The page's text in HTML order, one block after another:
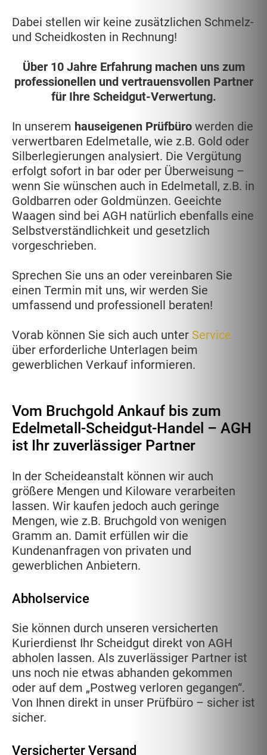
Dabei stellen wir keine zusätzlichen Schmelz-
und Scheidkosten in Rechnung!
Über 10 Jahre Erfahrung machen uns zum
professionellen und vertrauensvollen Partner
für Ihre Scheidgut-Verwertung.
In unserem hauseigenen Prüfbüro werden die
verwertbaren Edelmetalle, wie z.B. Gold oder
Silberlegierungen analysiert. Die Vergütung
erfolgt sofort in bar oder per Überweisung –
wenn Sie wünschen auch in Edelmetall, z.B. in
Goldbarren oder Goldmünzen. Geeichte
Waagen sind bei AGH natürlich ebenfalls eine
Selbstverständlichkeit und gesetzlich
vorgeschrieben.
Sprechen Sie uns an oder vereinbaren Sie
einen Termin mit uns, wir werden Sie
umfassend und professionell beraten!
Vorab können Sie sich auch unter Service
über erforderliche Unterlagen beim
gewerblichen Verkauf informieren.
Vom Bruchgold Ankauf bis zum
Edelmetall-Scheidgut-Handel – AGH
ist Ihr zuverlässiger Partner
In der Scheideanstalt können wir auch
größere Mengen und Kiloware verarbeiten
lassen. Wir kaufen jedoch auch geringe
Mengen, wie z.B. Bruchgold von wenigen
Gramm an. Damit erfüllen wir die
Kundenanfragen von privaten und
gewerblichen Anbietern.
Abholservice
Sie können durch unseren versicherten
Kurierdienst Ihr Scheidgut direkt von AGH
abholen lassen. Als zuverlässiger Partner ist
uns noch nie etwas abhanden gekommen
oder auf dem „Postweg verloren gegangen“.
Von Ihnen direkt in unser Prüfbüro – sicher ist
sicher.
Versicherter Versand